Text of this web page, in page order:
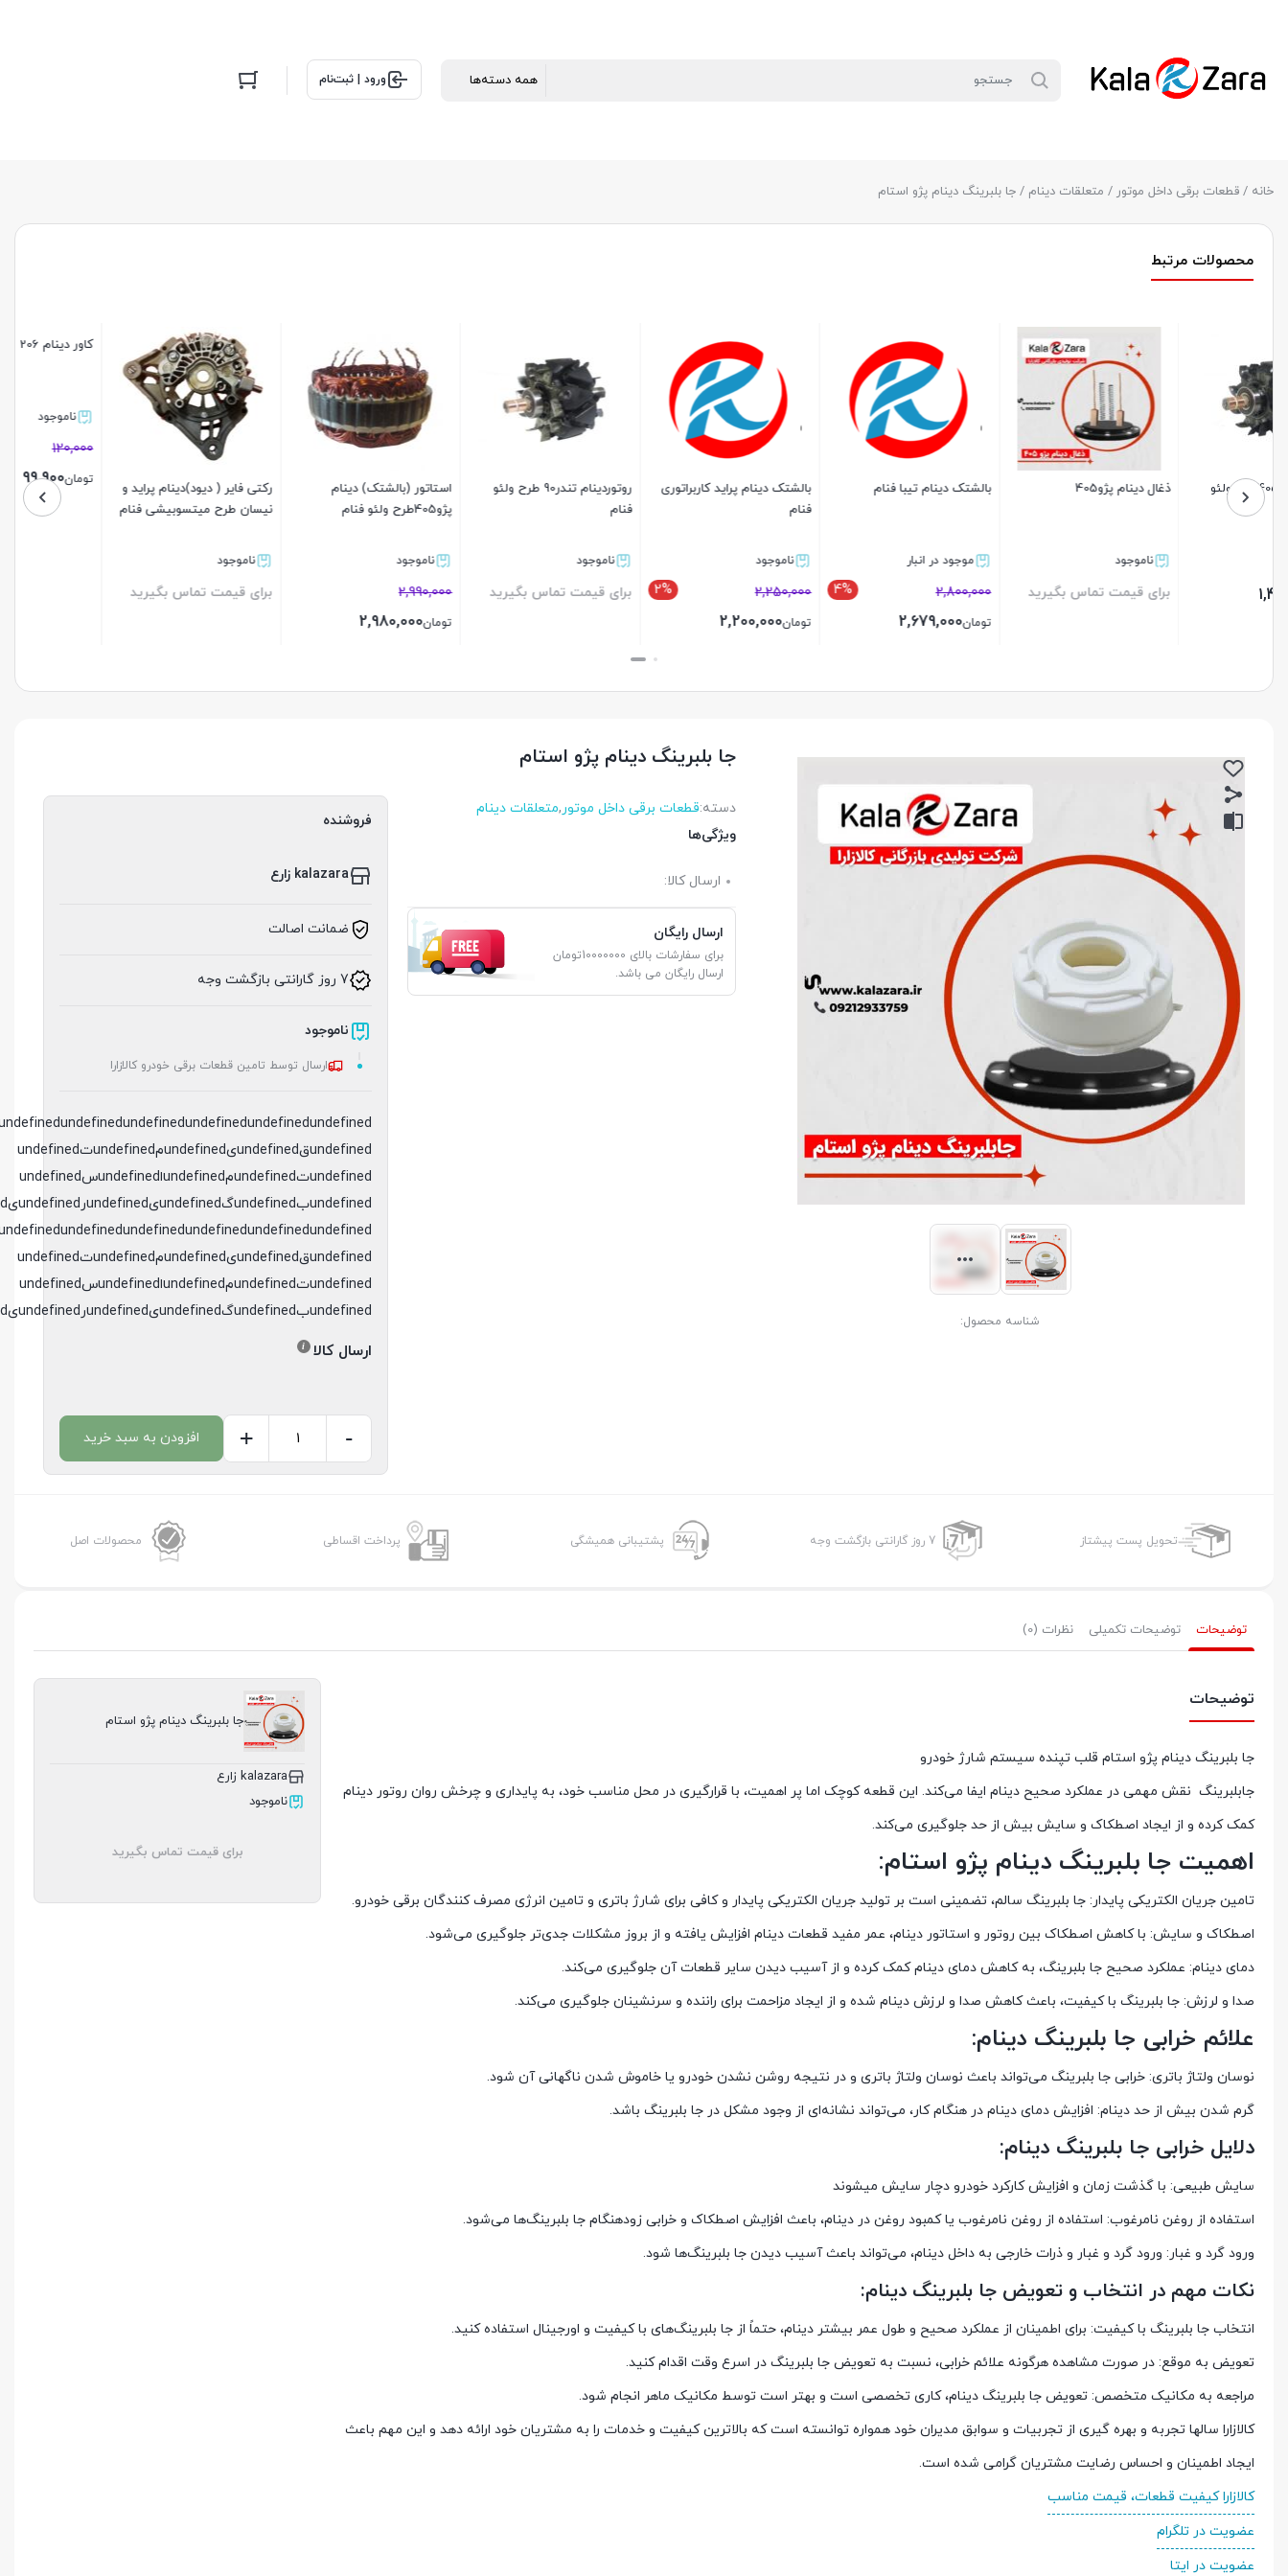
ورود | ثبت‌نام
خانه / قطعات برقی داخل موتور / متعلقات دینام / جا بلبرینگ دینام پژو استام
محصولات مرتبط
بالشتک دینام تیبا فنام
4% 2,800,000
بالشتک دینام پراید کاربراتوری
2% 2,250,000
روتوردینام تندر90 طرح ولئو
برای قیمت تماس بگیرید
استاتور (بالشتک) دینام
2,990,000
تومان
رکتی فایر ( دیود)دینام پراید و
نیسان طرح میتسوبیشی فنام
برای قیمت تماس بگیرید
کاور دینام 206
ناموجود
17% 120,000
تومان
رگلاتور دینام پژو206 فنام
2,470,000
شناسه محصول:
جا بلبرینگ دینام پژو استام
دسته:قطعات برقی داخل موتور,متعلقات دینام
ویژگی‌ها
ارسال کالا:
ارسال رایگان
برای سفارشات بالای 10000000تومان
ارسال رایگان می باشد.
فروشنده
kalazara زارع
ضمانت اصالت
7 روز گارانتی بازگشت وجه
ناموجود
ارسال توسط تامین قطعات برقی خودرو کالازارا
undefinedundefinedundefinedundefined
undefinedقundefinedیundefinedمundefinedتundefined
undefinedتundefinedمundefinedاundefinedسundefined
undefinedبundefinedگundefinedیundefinedرundefinedیundefinedدundefined
undefinedundefinedundefinedundefined
undefinedقundefinedیundefinedمundefinedتundefined
undefinedتundefinedمundefinedاundefinedسundefined
undefinedبundefinedگundefinedیundefinedرundefinedیundefinedدundefined
ارسال کالا
بلبرینگ
-
+ افزودن به سبد خرید
تحویل پست پیشتاز 7 روز گارانتی بازگشت وجه پشتیبانی همیشگی پرداخت اقساطی محصولات اصل
توضیحات توضیحات تکمیلی نظرات (0)
توضیحات
جا بلبرینگ دینام پژو استام قلب تپنده سیستم شارژ خودرو
جابلبرینگ نقش مهمی در عملکرد صحیح دینام ایفا می‌کند. این قطعه کوچک اما پر اهمیت، با قرارگیری در محل مناسب خود، به پایداری و چرخش روان روتور دینام
کمک کرده و از ایجاد اصطکاک و سایش بیش از حد جلوگیری می‌کند.
اهمیت جا بلبرینگ دینام پژو استام:
تامین جریان الکتریکی پایدار: جا بلبرینگ سالم، تضمینی است بر تولید جریان الکتریکی پایدار و کافی برای شارژ باتری و تامین انرژی مصرف کنندگان برقی خودرو.
اصطکاک و سایش: با کاهش اصطکاک بین روتور و استاتور دینام، عمر مفید قطعات دینام افزایش یافته و از بروز مشکلات جدی‌تر جلوگیری می‌شود.
دمای دینام: عملکرد صحیح جا بلبرینگ، به کاهش دمای دینام کمک کرده و از آسیب دیدن سایر قطعات آن جلوگیری می‌کند.
صدا و لرزش: جا بلبرینگ با کیفیت، باعث کاهش صدا و لرزش دینام شده و از ایجاد مزاحمت برای راننده و سرنشینان جلوگیری می‌کند.
علائم خرابی جا بلبرینگ دینام:
نوسان ولتاژ باتری: خرابی جا بلبرینگ می‌تواند باعث نوسان ولتاژ باتری و در نتیجه روشن نشدن خودرو یا خاموش شدن ناگهانی آن شود.
گرم شدن بیش از حد دینام: افزایش دمای دینام در هنگام کار، می‌تواند نشانه‌ای از وجود مشکل در جا بلبرینگ باشد.
دلایل خرابی جا بلبرینگ دینام:
سایش طبیعی: با گذشت زمان و افزایش کارکرد خودرو دچار سایش میشوند
استفاده از روغن نامرغوب: استفاده از روغن نامرغوب یا کمبود روغن در دینام، باعث افزایش اصطکاک و خرابی زودهنگام جا بلبرینگ‌ها می‌شود.
ورود گرد و غبار: ورود گرد و غبار و ذرات خارجی به داخل دینام، می‌تواند باعث آسیب دیدن جا بلبرینگ‌ها شود.
نکات مهم در انتخاب و تعویض جا بلبرینگ دینام:
انتخاب جا بلبرینگ با کیفیت: برای اطمینان از عملکرد صحیح و طول عمر بیشتر دینام، حتماً از جا بلبرینگ‌های با کیفیت و اورجینال استفاده کنید.
تعویض به موقع: در صورت مشاهده هرگونه علائم خرابی، نسبت به تعویض جا بلبرینگ در اسرع وقت اقدام کنید.
مراجعه به مکانیک متخصص: تعویض جا بلبرینگ دینام، کاری تخصصی است و بهتر است توسط مکانیک ماهر انجام شود.
کالازارا سالها تجربه و بهره گیری از تجربیات و سوابق مدیران خود همواره توانسته است که بالاترین کیفیت و خدمات را به مشتریان خود ارائه دهد و این مهم باعث
ایجاد اطمینان و احساس رضایت مشتریان گرامی شده است.
کالازارا کیفیت قطعات، قیمت مناسب
عضویت در تلگرام
عضویت در ایتا
جا بلبرینگ دینام پژو استام
kalazara زارع
ناموجود
برای قیمت تماس بگیرید